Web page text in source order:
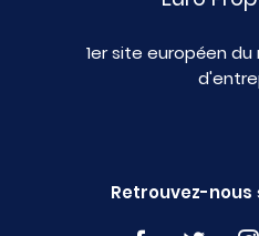
1er site européen
Retrouvez-nous